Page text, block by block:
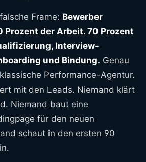
Frame: Bewerber
Prozent der Arbeit. 70 Prozent
Interview-
und Bindung. Genau
Performance-Agentur.
mit den Leads. Niemand klärt
Niemand baut eine
für den neuen
schaut in den ersten 90